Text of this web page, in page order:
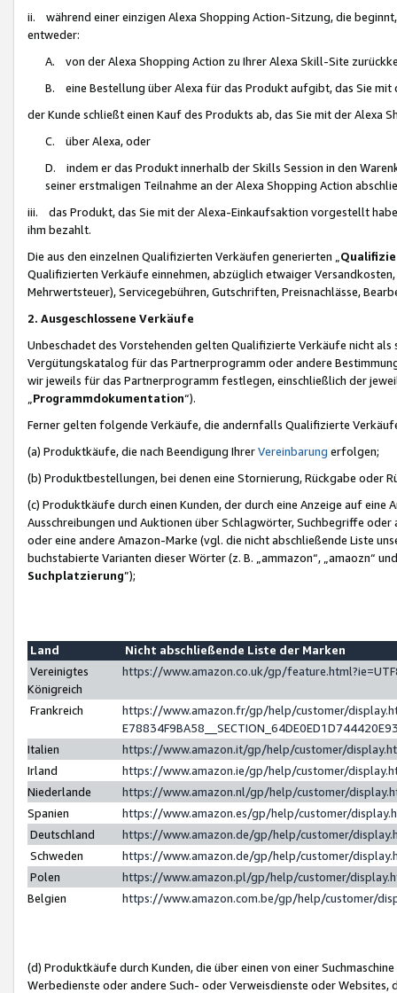
ii. während einer einzigen Alexa Shopping Action-Sitzung, die
entweder:
A. von der Alexa Shopping Action zu Ihrer Alexa Skill-Site
B. eine Bestellung über Alexa für das Produkt aufgibt, das Sie mit
der Kunde schließt einen Kauf des Produkts ab, das Sie mit der Alexa
C. über Alexa, oder
D. indem er das Produkt innerhalb der Skills Session in den
seiner erstmaligen Teilnahme an der Alexa Shopping Action
iii. das Produkt, das Sie mit der Alexa-Einkaufsaktion vorgestellt
ihm bezahlt.
Die aus den einzelnen Qualifizierten Verkäufen generierten „
Qualifizierten Verkäufe einnehmen, abzüglich etwaiger
Mehrwertsteuer), Servicegebühren, Gutschriften, Preisnachlässe,
2. Ausgeschlossene Verkäufe
Unbeschadet des Vorstehenden gelten Qualifizierte Verkäufe nicht
Vergütungskatalog für das Partnerprogramm oder andere
wir jeweils für das Partnerprogramm festlegen, einschließlich der
Programmdokumentation“).
Ferner gelten folgende Verkäufe, die andernfalls Qualifizierte
(a) Produktkäufe, die nach Beendigung IhrerVereinbarung erfolgen;
(b) Produktbestellungen, bei denen eine Stornierung, Rückgabe oder
(c) Produktkäufe durch einen Kunden, der durch eine Anzeige auf
Ausschreibungen und Auktionen über Schlagwörter, Suchbegriffe
oder eine andere Amazon-Marke (vgl. die nicht abschließende Liste
buchstabierte Varianten dieser Wörter (z. B. „ammazon“, „amaozn“
Suchplatzierung”);
Land
Nicht abschließende Liste der Marken
Vereinigtes
Königreich
https://www.amazon.co.uk/gp/
Frankreich
https://www.amazon.fr/gp/help/customer/
Italien
https://www.amazon.it/gp/help/customer/
Irland
https://www.amazon.ie/gp/help/customer/
Niederlande
https://www.amazon.nl/gp/help/customer/
Spanien
https://www.amazon.es/gp/help/customer/
Deutschland
https://www.amazon.de/gp/help/customer/
Schweden
https://www.amazon.de/gp/help/customer/
Polen
https://www.amazon.pl/gp/help/customer/
Belgien
https://www.amazon.com.be/gp/help/customer/
(d) Produktkäufe durch Kunden, die über einen von einer
Werbedienste oder andere Such- oder Verweisdienste oder Websites,